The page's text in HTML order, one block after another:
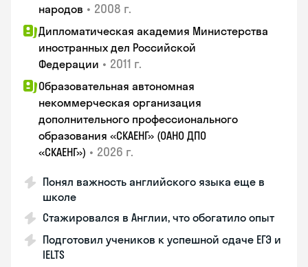
народов • 2008 г.
Дипломатическая академия Министерства
иностранных дел Российской
Федерации • 2011 г.
Образовательная автономная
некоммерческая организация
дополнительного профессионального
образования «СКАЕНГ» (ОАНО ДПО
«СКАЕНГ») • 2026 г.
Понял важность английского языка еще в
школе
Стажировался в Англии, что обогатило опыт
Подготовил учеников к успешной сдаче ЕГЭ и
IELTS